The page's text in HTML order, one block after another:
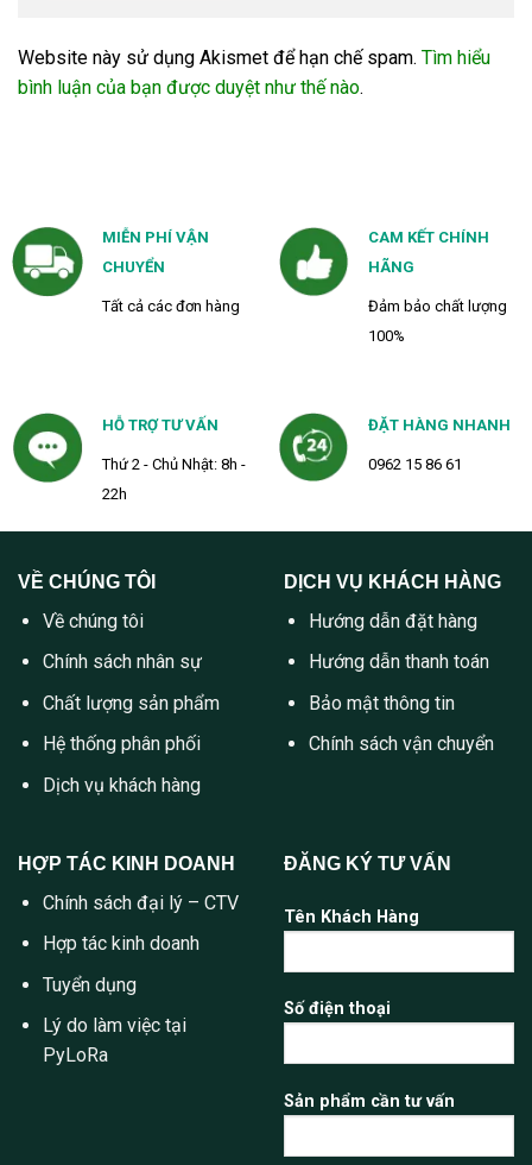
Website này sử dụng Akismet để hạn chế spam. Tìm hiểu
bình luận của bạn được duyệt như thế nào.
MIỄN PHÍ VẬN
CHUYỂN
Tất cả các đơn hàng
CAM KẾT CHÍNH
HÃNG
Đảm bảo chất lượng
100%
HỖ TRỢ TƯ VẤN
Thứ 2 - Chủ Nhật: 8h -
22h
ĐẶT HÀNG NHANH
0962 15 86 61
VỀ CHÚNG TÔI
Về chúng tôi
Chính sách nhân sự
Chất lượng sản phẩm
Hệ thống phân phối
Dịch vụ khách hàng
DỊCH VỤ KHÁCH HÀNG
Hướng dẫn đặt hàng
Hướng dẫn thanh toán
Bảo mật thông tin
Chính sách vận chuyển
HỢP TÁC KINH DOANH
Chính sách đại lý – CTV
Hợp tác kinh doanh
Tuyển dụng
Lý do làm việc tại
PyLoRa
ĐĂNG KÝ TƯ VẤN
Tên Khách Hàng
Số điện thoại
Sản phẩm cần tư vấn